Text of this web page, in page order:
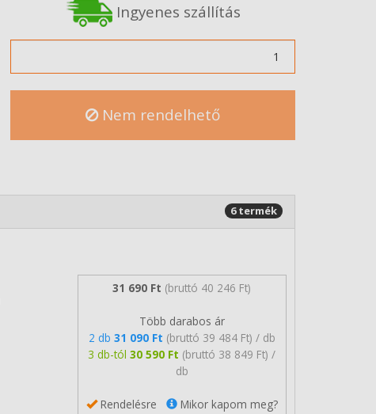
Ingyenes szállítás
Nem rendelhető
6 termék
31 690 Ft (bruttó 40 246 Ft)
Több darabos ár
2 db 31 090 Ft (bruttó 39 484 Ft) / db
3 db-tól30 590 Ft (bruttó 38 849 Ft) /
db
Rendelésre Mikor kapom meg?